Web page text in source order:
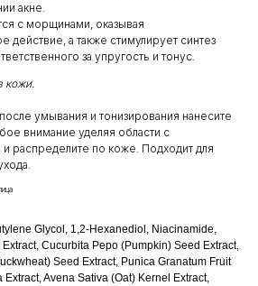
акне.
с морщинами, оказывая
действие, а также стимулирует синтез
за упругость и тонус.
кожи.
после умывания и тонизирования нанесите
внимание уделяя области с
распределите по коже. Подходит для
Glycol, 1,2-Hexanediol, Niacinamide,
Cucurbita Pepo (Pumpkin) Seed Extract,
Seed Extract, Punica Granatum Fruit
Extract, Avena Sativa (Oat) Kernel Extract,
– Проспект Ленина, дом 6
г.Иваново
ОБЩИЕ КОНТАКТЫ
Мы ВКонтакте